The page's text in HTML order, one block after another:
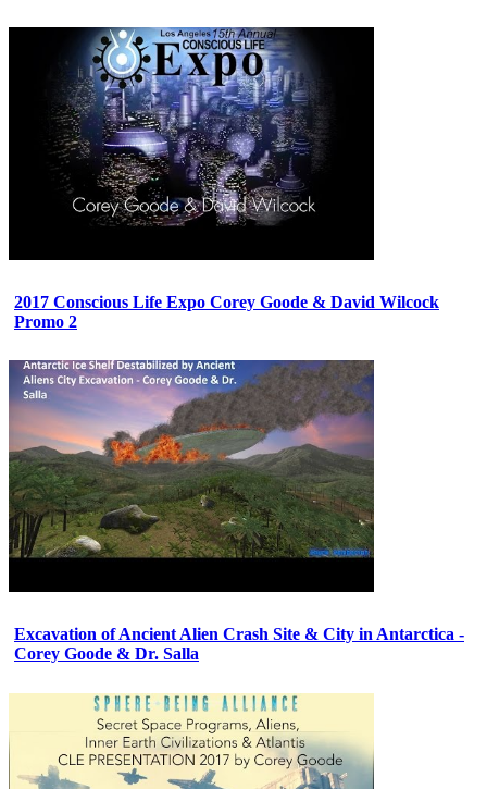
2017 Conscious Life Expo Corey Goode & David Wilcock
Promo 2
Excavation of Ancient Alien Crash Site & City in Antarctica -
Corey Goode & Dr. Salla